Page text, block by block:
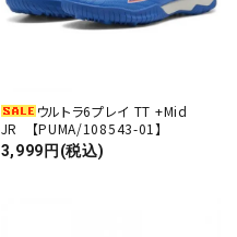
ウルトラ6プレイ TT +Mid
JR 【PUMA/108543-01】
3,999円(税込)